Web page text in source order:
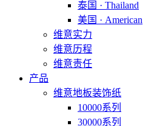
泰国 · Thailand
美国 · American
维意实力
维意历程
维意责任
产品
维意地板装饰纸
10000系列
30000系列